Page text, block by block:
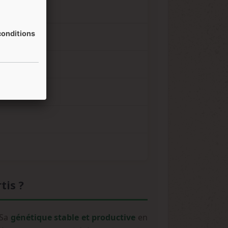
?
génétique stable et productive en